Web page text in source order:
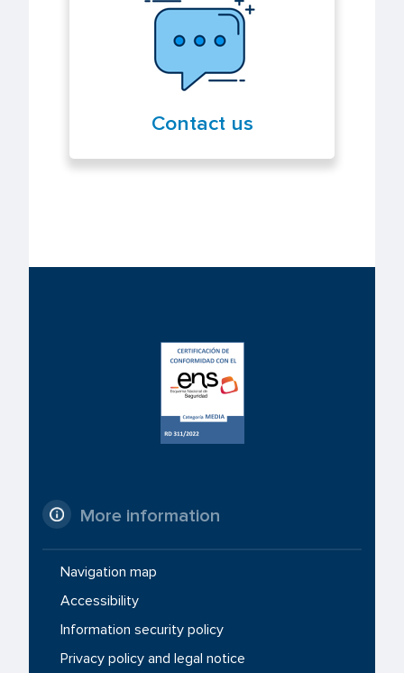
Contact us
More information
Navigation map
Accessibility
Information security policy
Privacy policy and legal notice